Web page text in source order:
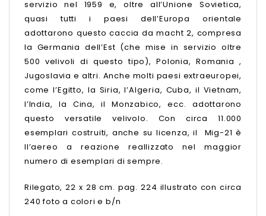
servizio nel 1959 e, oltre all’Unione Sovietica,
quasi tutti i paesi dell’Europa orientale
adottarono questo caccia da macht 2, compresa
la Germania dell’Est (che mise in servizio oltre
500 velivoli di questo tipo), Polonia, Romania ,
Jugoslavia e altri. Anche molti paesi extraeuropei,
come l’Egitto, la Siria, l’Algeria, Cuba, il Vietnam,
l’India, la Cina, il Monzabico, ecc. adottarono
questo versatile velivolo. Con circa 11.000
esemplari costruiti, anche su licenza, il Mig-21 è
ll’aereo a reazione reallizzato nel maggior
numero di esemplari di sempre.
Rilegato, 22 x 28 cm. pag. 224 illustrato con circa
240 foto a colori e b/n